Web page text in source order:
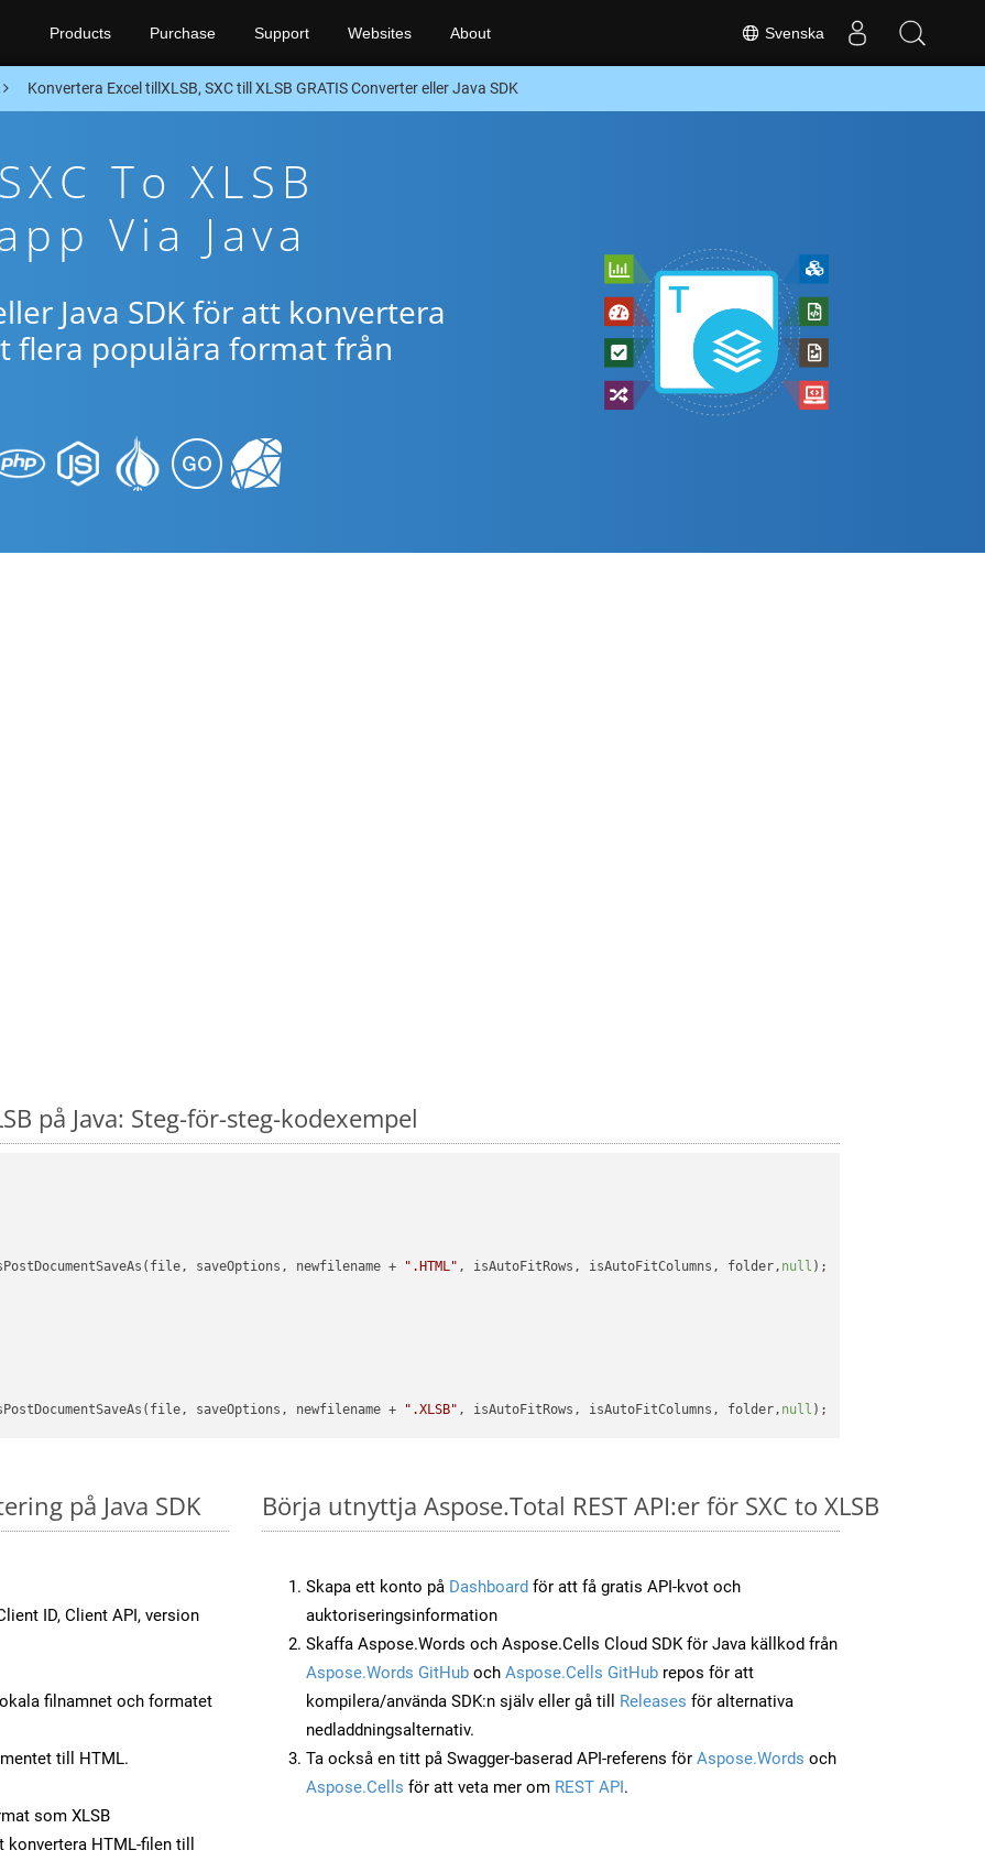
Svenska
Products Purchase Support Websites About
Konvertera Excel tillXLSB, SXC till XLSB GRATIS Converter eller Java SDK
To XLSB
Via Java
Java SDK för att konvertera
flera populära format från
på Java: Steg-för-steg-kodexempel
saveOptions, newfilename +
".HTML" , isAutoFitRows, isAutoFitColumns, folder, null );
saveOptions, newfilename +
".XLSB" , isAutoFitRows, isAutoFitColumns, folder, null
på Java SDK
ID, Client API, version
filnamnet och formatet
till HTML.
som XLSB
konvertera HTML-filen till
Börja utnyttja Aspose.Total REST API:er för SXC to XLSB
Skapa ett konto på Dashboard för att få gratis API-kvot och
auktoriseringsinformation
Skaffa Aspose.Words och Aspose.Cells Cloud SDK för Java källkod från
Aspose.Words GitHub och Aspose.Cells GitHub repos för att
kompilera/använda SDK:n själv eller gå till Releases för alternativa
nedladdningsalternativ.
Ta också en titt på Swagger-baserad API-referens för Aspose.Words och
Aspose.Cells för att veta mer om REST API.